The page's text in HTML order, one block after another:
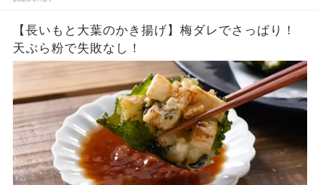
【長いもと大葉のかき揚げ】梅ダレでさっぱり！
天ぷら粉で失敗なし！